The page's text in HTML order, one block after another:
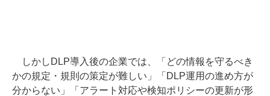
しかしDLP導入後の企業では、「どの情報を守るべき
かの規定・規則の策定が難しい」「DLP運用の進め方が
分からない」「アラート対応や検知ポリシーの更新が形